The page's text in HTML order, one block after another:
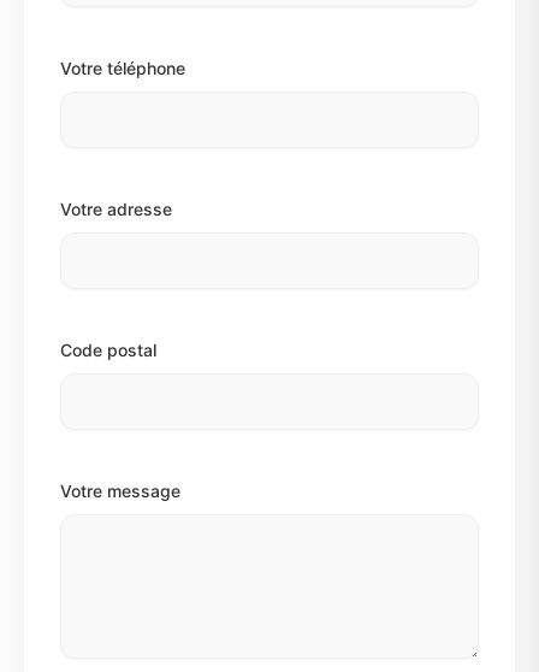
Votre téléphone
Votre adresse
Code postal
Votre message